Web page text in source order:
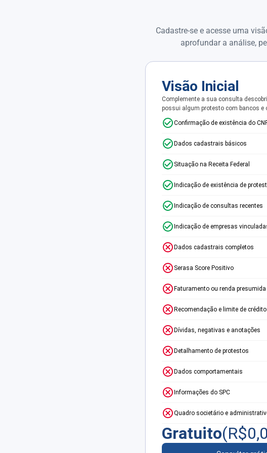
Cadastre-se e acesse uma
aprofundar a análise,
Visão Inicial
Complemente a sua consulta
possui algum protesto com bancos e
Confirmação de existência do
Dados cadastrais básicos
Situação na Receita Federal
Indicação de existência de
Indicação de consultas recentes
Indicação de empresas
Dados cadastrais completos
Serasa Score Positivo
Faturamento ou renda presumida
Recomendação e limite de crédito
Dívidas, negativas e anotações
Detalhamento de protestos
Dados comportamentais
Informações do SPC
Quadro societário e
Gratuito(R$